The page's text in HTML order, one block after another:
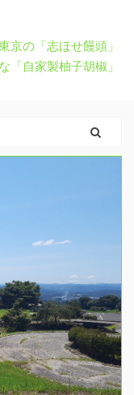
京の「志ほせ饅頭」
「自家製柚子胡椒」